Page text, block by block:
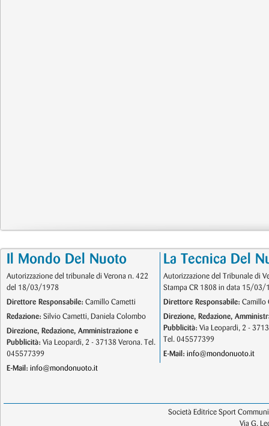
Il Mondo Del Nuoto
Autorizzazione del tribunale di Verona n. 422
del 18/03/1978
Direttore Responsabile: Camillo Cametti
Redazione: Silvio Cametti, Daniela Colombo
Direzione, Redazione, Amministrazione e
Pubblicità: Via Leopardi, 2 - 37138 Verona. Tel.
045577399
E-Mail: info@mondonuoto.it
La Tecnica Del
Autorizzazione del Tribunale di
Stampa CR 1808 in data 15/03/
Direttore Responsabile: Camillo
Direzione, Redazione,
Pubblicità: Via Leopardi, 2 -
Tel. 045577399
E-Mail: info@mondonuoto.it
Società Editrice Sport
Via G.